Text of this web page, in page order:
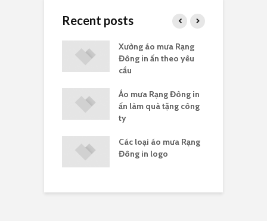
Recent posts
Xưởng áo mưa Rạng
Đông in ấn theo yêu
cầu
Áo mưa Rạng Đông in
ấn làm quà tặng công
ty
Các loại áo mưa Rạng
Đông in logo